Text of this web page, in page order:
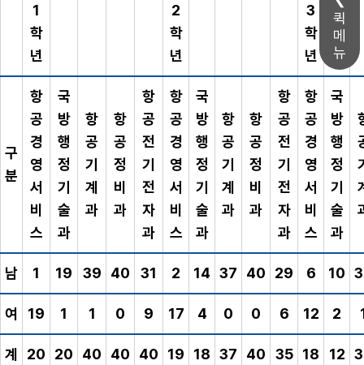
퀵
메
뉴
1
학
년
2
학
년
3
학
년
구
분
항
공
경
영
서
비
스
국
방
행
정
기
술
과
항
공
기
계
과
항
공
정
비
과
항
공
전
기
전
자
과
항
공
경
영
서
비
스
국
방
행
정
기
술
과
항
공
기
계
과
항
공
정
비
과
항
공
전
기
전
자
과
항
공
경
영
서
비
스
국
방
행
정
기
술
과
남 1 19 39 40 31 2 14 37 40 29 6 10
여 19 1 1 0 9 17 4 0 0 6 12 2
계 20 20 40 40 40 19 18 37 40 35 18 12